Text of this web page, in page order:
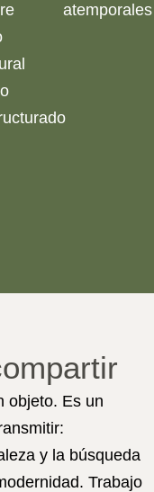
atemporales
objeto. Es un
y la búsqueda
Trabajo